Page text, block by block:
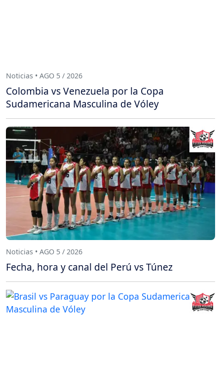
Noticias • AGO 5 / 2026
Colombia vs Venezuela por la Copa
Sudamericana Masculina de Vóley
Noticias • AGO 5 / 2026
Fecha, hora y canal del Perú vs Túnez